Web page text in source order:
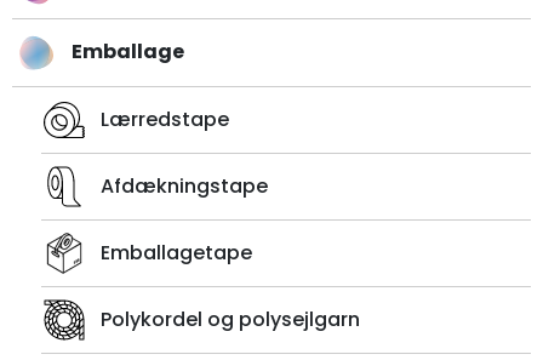
Emballage
Lærredstape
Afdækningstape
Emballagetape
Polykordel og polysejlgarn